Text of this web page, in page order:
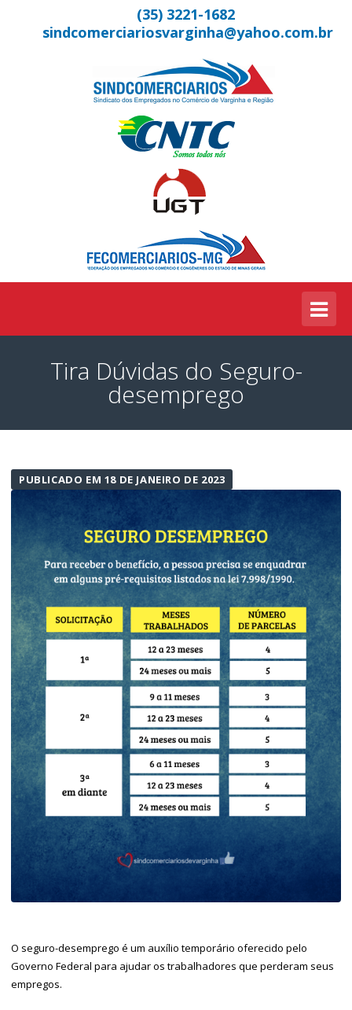
(35) 3221-1682
sindcomerciariosvarginha@yahoo.com.br
Tira Dúvidas do Seguro-
desemprego
PUBLICADO EM 18 DE JANEIRO DE 2023
O seguro-desemprego é um auxílio temporário oferecido pelo
Governo Federal para ajudar os trabalhadores que perderam seus
empregos.